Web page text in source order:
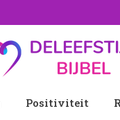
Positiviteit